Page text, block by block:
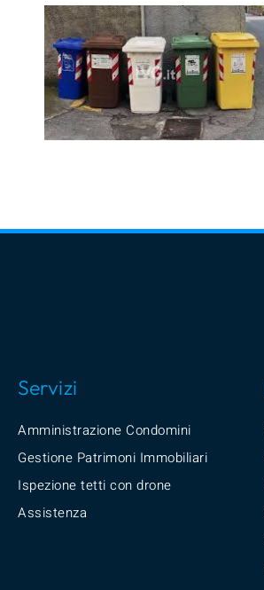
Servizi
Amministrazione Condomini
Gestione Patrimoni Immobiliari
Ispezione tetti con drone
Assistenza